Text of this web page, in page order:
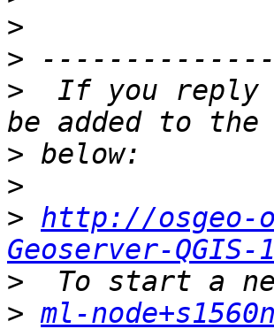
>
>
>
If you reply
>
>
> http://osgeo-
Geoserver-
>
> ml-